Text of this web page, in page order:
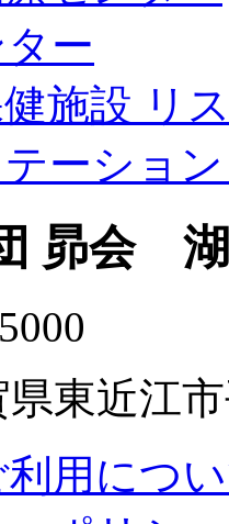
ー
施設 リ
ーショ
昴会
県東近江
用につ